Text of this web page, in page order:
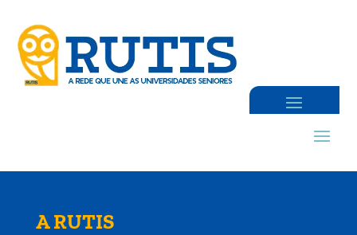
A RUTIS